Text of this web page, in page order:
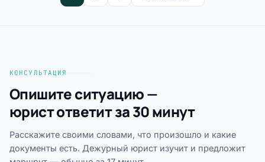
КОНСУЛЬТАЦИЯ
Опишите ситуацию —
юрист ответит за 30 минут
Расскажите своими словами, что произошло и какие
документы есть. Дежурный юрист изучит и предложит